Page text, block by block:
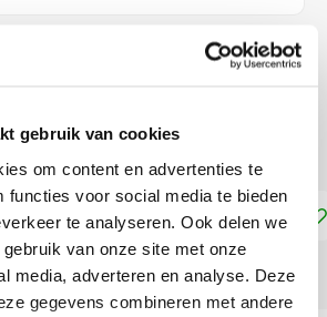
gebruik van cookies
om content en advertenties te
functies voor social media te bieden
te analyseren. Ook delen we
van onze site met onze
media, adverteren en analyse. Deze
gegevens combineren met andere
Toevoegen aan winkelwagen